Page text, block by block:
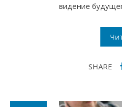
видение
SHARE